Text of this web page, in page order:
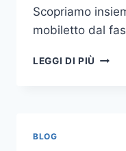
Scopriamo
mobiletto dal
LEGGI DI PIÙ
BLOG